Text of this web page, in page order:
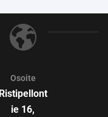
Osoite
Ristipellont
ie 16,